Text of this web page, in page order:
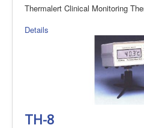
Thermalert Clinical Monitoring
Details
TH-8